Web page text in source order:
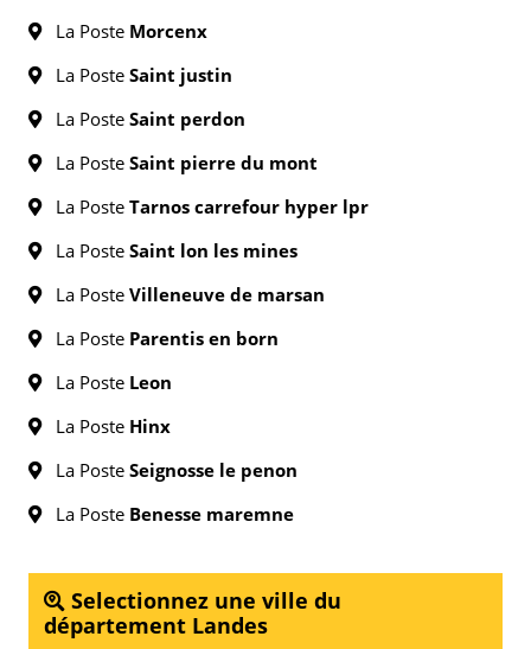
La Poste Morcenx
La Poste Saint justin
La Poste Saint perdon
La Poste Saint pierre du mont
La Poste Tarnos carrefour hyper lpr
La Poste Saint lon les mines
La Poste Villeneuve de marsan
La Poste Parentis en born
La Poste Leon
La Poste Hinx
La Poste Seignosse le penon
La Poste Benesse maremne
Selectionnez une ville du
département Landes